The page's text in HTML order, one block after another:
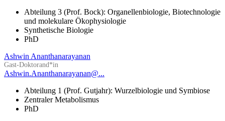
Abteilung 3 (Prof. Bock): Organellenbiologie, Biotechnologie
und molekulare Ökophysiologie
Synthetische Biologie
PhD
Ashwin Ananthanarayanan
Gast-Doktorand*in
Ashwin.Ananthanarayanan@...
Abteilung 1 (Prof. Gutjahr): Wurzelbiologie und Symbiose
Zentraler Metabolismus
PhD